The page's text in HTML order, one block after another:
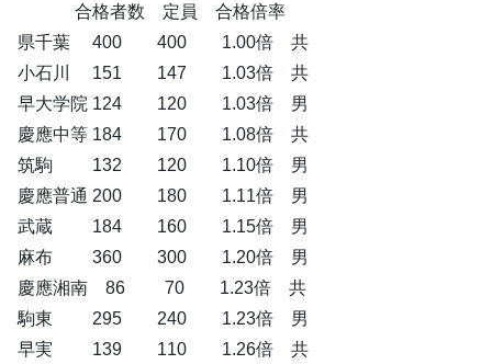
合格者数 定員 合格倍率
県千葉 400 400 1.00倍 共
小石川 151 147 1.03倍 共
早大学院 124 120 1.03倍 男
慶應中等 184 170 1.08倍 共
筑駒 132 120 1.10倍 男
慶應普通 200 180 1.11倍 男
武蔵 184 160 1.15倍 男
麻布 360 300 1.20倍 男
慶應湘南 86 70 1.23倍 共
駒東 295 240 1.23倍 男
早実 139 110 1.26倍 共